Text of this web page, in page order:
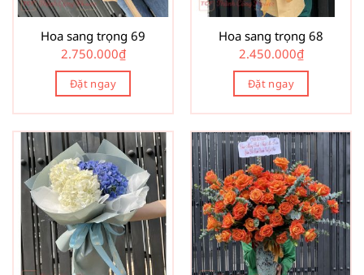
Hoa sang trọng 69
2.750.000₫
Đặt ngay
Hoa sang trọng 68
2.450.000₫
Đặt ngay